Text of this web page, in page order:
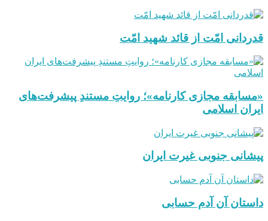
قدردانی امّت از قائد شهید امّت
«مسابقه مجازی کارنامه»؛ روایتِ مستندِ پیشرفت‌های
ایران اسلامی
پیشانی جنوبی غیرت ایران
داستان آن آدم حسابی